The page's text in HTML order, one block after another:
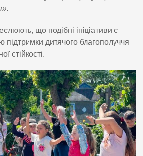
що подібні ініціативи є
дитячого благополуччя
стійкості.